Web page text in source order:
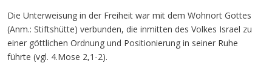
Die Unterweisung in der Freiheit war mit dem Wohnort Gottes
(Anm.: Stiftshütte) verbunden, die inmitten des Volkes Israel zu
einer göttlichen Ordnung und Positionierung in seiner Ruhe
führte (vgl. 4.Mose 2,1-2).